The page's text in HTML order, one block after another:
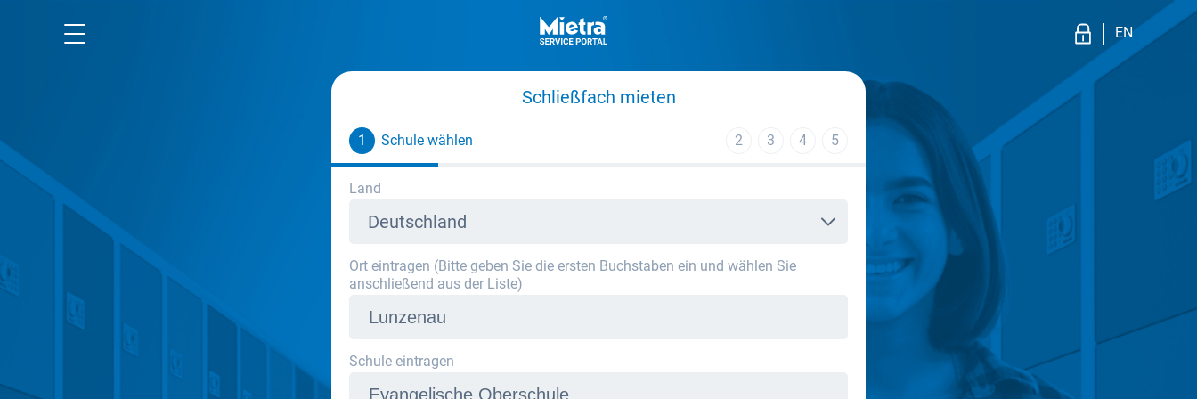
EN
Schließfach mieten
1 Schule wählen 2 3 4 5
Land
Deutschland
Ort eintragen (Bitte geben Sie die ersten Buchstaben ein und wählen Sie
anschließend aus der Liste)
Schule eintragen